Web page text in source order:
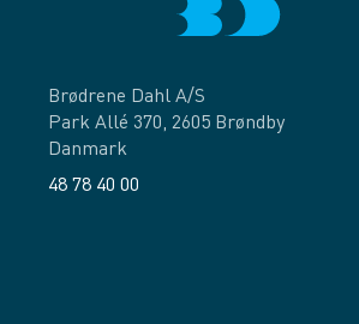
Brødrene Dahl A/S
Park Allé 370, 2605 Brøndby
Danmark
48 78 40 00